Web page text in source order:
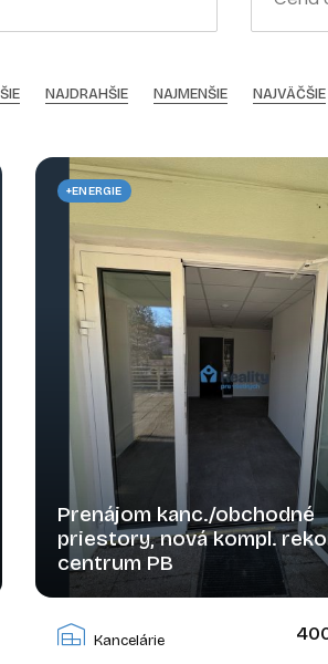
NAJDRAHŠIE NAJMENŠIE NAJVÄČŠIE
+ENERGIE
Prenájom kanc./obchodné
priestory, nová kompl.
centrum PB
Kancelárie